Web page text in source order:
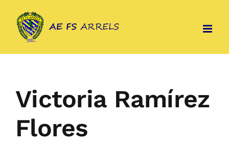
content
Victoria Ramírez
Flores